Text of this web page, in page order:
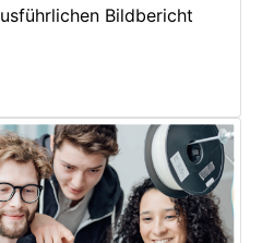
Bildbericht